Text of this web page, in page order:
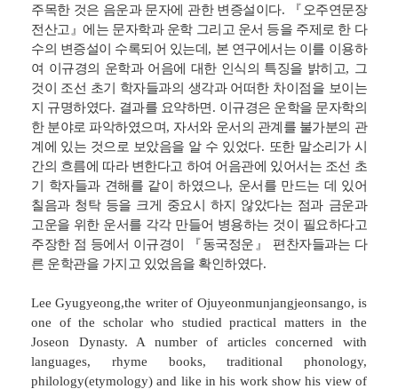
주목한 것은 음운과 문자에 관한 변증설이다. 『 오주연문장
전산고 』 에는 문자학과 운학 그리고 운서 등을 주제로 한 다
수의 변증설이 수록되어 있는데 , 본 연구에서는 이를 이용하
여 이규경의 운학과 어음에 대한 인식의 특징을 밝히고, 그
것이 조선 초기 학자들과의 생각과 어떠한 차이점을 보이는
지 규명하였다. 결과를 요약하면 . 이규경은 운학을 문자학의
한 분야로 파악하였으며, 자서와 운서의 관계를 불가분의 관
계에 있는 것으로 보았음을 알 수 있었다. 또한 말소리가 시
간의 흐름에 따라 변한다고 하여 어음관에 있어서는 조선 초
기 학자들과 견해를 같이 하였으나, 운서를 만드는 데 있어
칠음과 청탁 등을 크게 중요시 하지 않았다는 점과 금운과
고운을 위한 운서를 각각 만들어 병용하는 것이 필요하다고
주장한 점 등에서 이규경이
『동국정운 』
편찬자들과는 다
른 운학관을 가지고 있었음을 확인하였다.
Lee Gyugyeong,the writer of Ojuyeonmunjangjeonsango, is
one of the scholar who studied practical matters in the
Joseon Dynasty. A number of articles concerned with
languages, rhyme books, traditional phonology,
philology(etymology) and like in his work show his view of